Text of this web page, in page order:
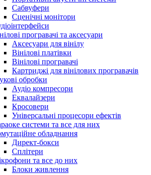
Сабвуфери
Сценічні монітори
програвачі та аксесуари
Аксесуари для вінілу
Вінілові платівки
Вінілові програвачі
Картриджі для вінілових програвачів
обробки
Аудіо компресори
Еквалайзери
Кросовери
Універсальні процесори ефектів
системи та все для них
обладнання
Директ-бокси
Сплітери
та все до них
Блоки живлення